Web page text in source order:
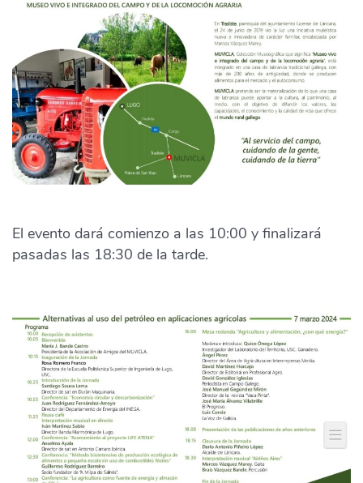
El evento dará comienzo a las 10:00 y finalizará
pasadas las 18:30 de la tarde.